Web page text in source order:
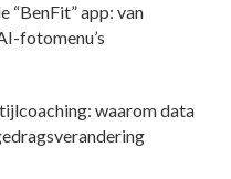
“BenFit” app: van
fotomenu’s
waarom data